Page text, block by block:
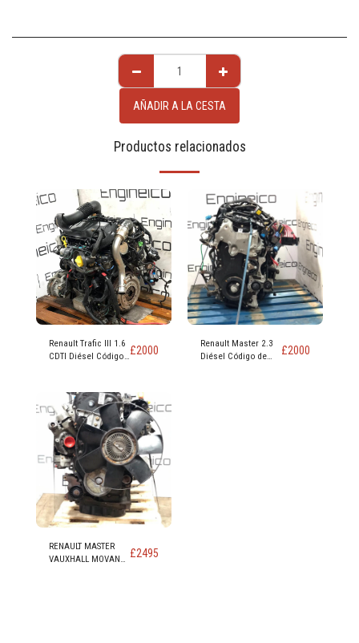
AÑADIR A LA CESTA
Productos relacionados
Renault Trafic III 1.6
CDTI Diésel Código
£2000
Renault Master 2.3
Diésel Código de
£2000
RENAULT MASTER
VAUXHALL MOVANO £2495